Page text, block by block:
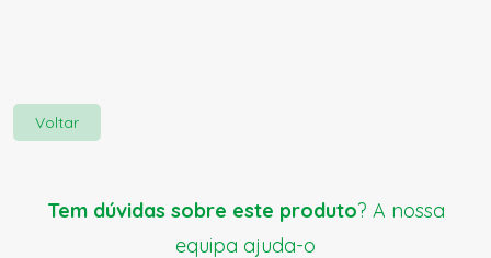
Voltar
Tem dúvidas sobre este produto? A nossa
equipa ajuda-o